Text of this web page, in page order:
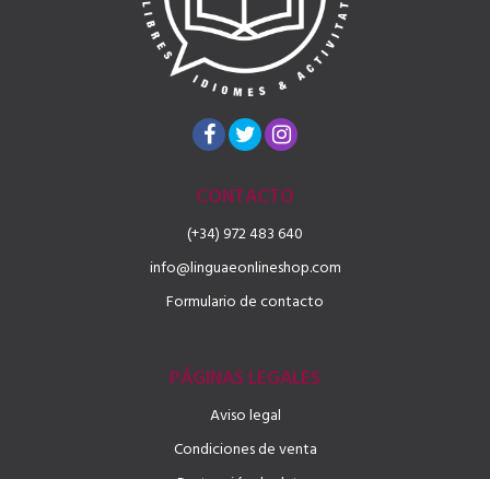
CONTACTO
(+34) 972 483 640
info@linguaeonlineshop.com
Formulario de contacto
PÁGINAS LEGALES
Aviso legal
Condiciones de venta